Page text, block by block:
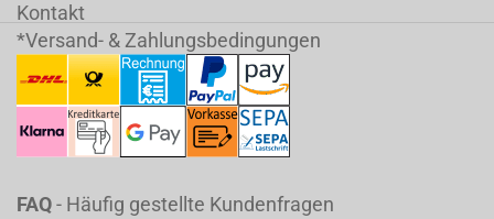
Kontakt
*Versand- & Zahlungsbedingungen
FAQ- Häufig gestellte Kundenfragen